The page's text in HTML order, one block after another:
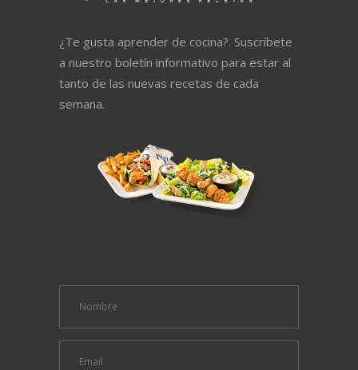
¿Te gusta aprender de cocina?. Suscríbete
a nuestro boletín informativo para estar al
tanto de las nuevas recetas de cada
semana.